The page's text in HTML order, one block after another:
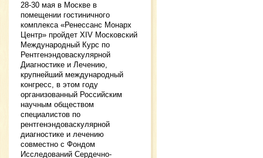
28-30 мая в Москве в
помещении гостиничного
комплекса «Ренессанс Монарх
Центр» пройдет XIV Московский
Международный Курс по
Рентгенэндоваскулярной
Диагностике и Лечению,
крупнейший международный
конгресс, в этом году
организованный Российским
научным обществом
специалистов по
рентгенэндоваскулярной
диагностике и лечению
совместно с Фондом
Исследований Сердечно-